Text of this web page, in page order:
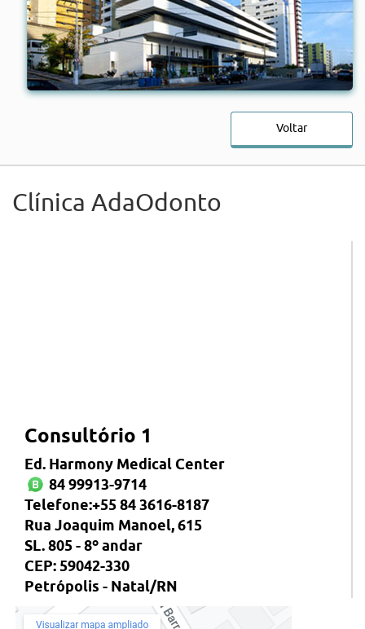
Voltar
Clínica AdaOdonto
Consultório 1
Ed. Harmony Medical Center
84 99913-9714
Telefone:+55 84 3616-8187
Rua Joaquim Manoel, 615
SL. 805 - 8º andar
CEP: 59042-330
Petrópolis - Natal/RN